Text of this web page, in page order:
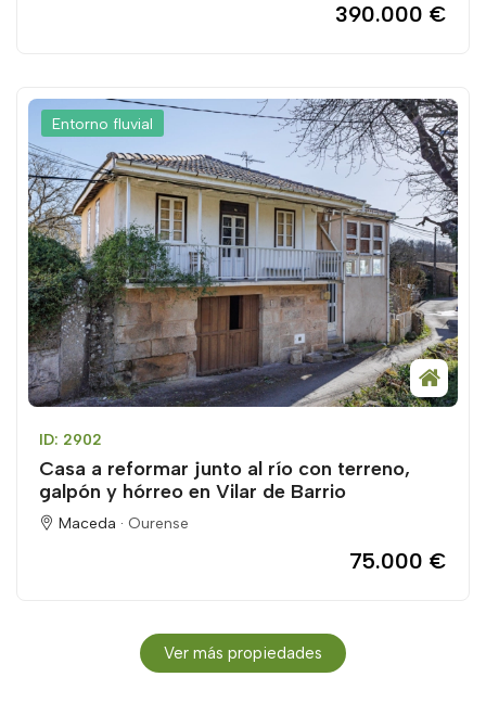
390.000 €
Entorno fluvial
ID: 2902
Casa a reformar junto al río con terreno,
galpón y hórreo en Vilar de Barrio
Maceda · Ourense
75.000 €
Ver más propiedades